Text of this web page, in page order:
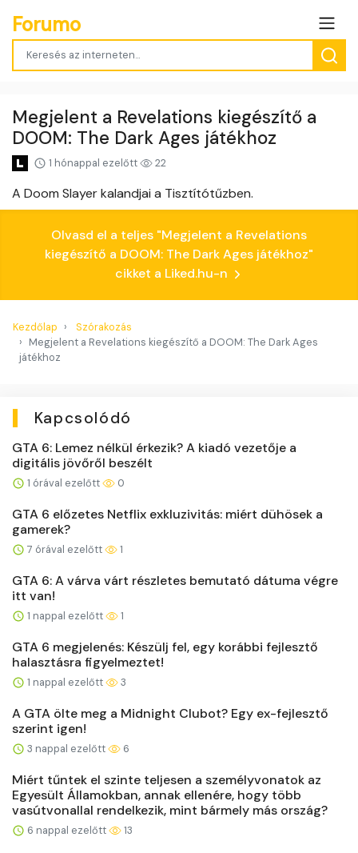
Forumo
Megjelent a Revelations kiegészítő a
DOOM: The Dark Ages játékhoz
1 hónappal ezelőtt 22
A Doom Slayer kalandjai a Tisztítótűzben.
Olvasd el a teljes "Megjelent a Revelations
kiegészítő a DOOM: The Dark Ages játékhoz"
cikket a Liked.hu-n
Kezdőlap
Szórakozás
Megjelent a Revelations kiegészítő a DOOM: The Dark Ages
játékhoz
Kapcsolódó
GTA 6: Lemez nélkül érkezik? A kiadó vezetője a
digitális jövőről beszélt
1 órával ezelőtt 0
GTA 6 előzetes Netflix exkluzivitás: miért dühösek a
gamerek?
7 órával ezelőtt 1
GTA 6: A várva várt részletes bemutató dátuma végre
itt van!
1 nappal ezelőtt 1
GTA 6 megjelenés: Készülj fel, egy korábbi fejlesztő
halasztásra figyelmeztet!
1 nappal ezelőtt 3
A GTA ölte meg a Midnight Clubot? Egy ex-fejlesztő
szerint igen!
3 nappal ezelőtt 6
Miért tűntek el szinte teljesen a személyvonatok az
Egyesült Államokban, annak ellenére, hogy több
vasútvonallal rendelkezik, mint bármely más ország?
6 nappal ezelőtt 13